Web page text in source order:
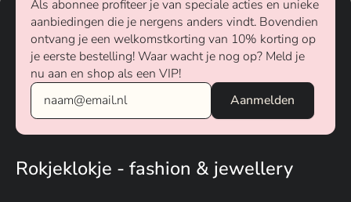
Als abonnee profiteer je van speciale acties en unieke
aanbiedingen die je nergens anders vindt. Bovendien
ontvang je een welkomstkorting van 10% korting op
je eerste bestelling! Waar wacht je nog op? Meld je
nu aan en shop als een VIP!
Rokjeklokje - fashion & jewellery